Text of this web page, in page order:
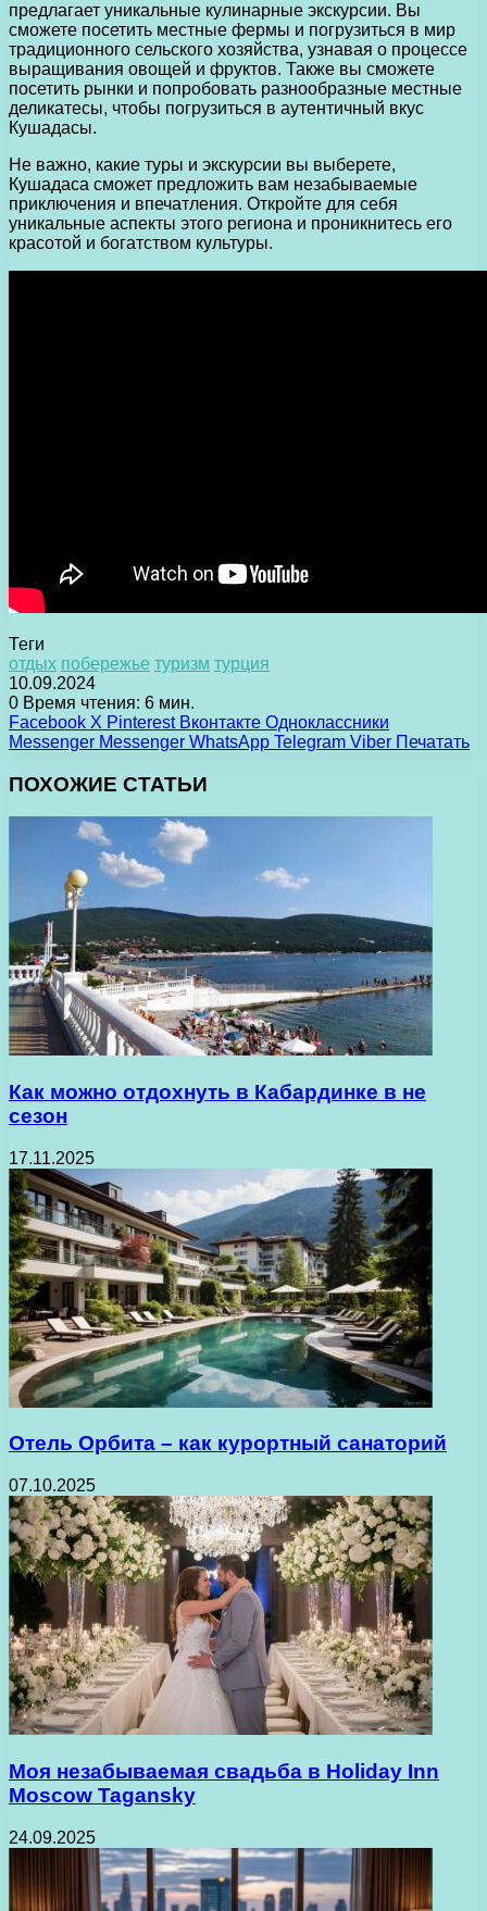
предлагает уникальные кулинарные экскурсии. Вы
сможете посетить местные фермы и погрузиться в мир
традиционного сельского хозяйства, узнавая о процессе
выращивания овощей и фруктов. Также вы сможете
посетить рынки и попробовать разнообразные местные
деликатесы, чтобы погрузиться в аутентичный вкус
Кушадасы.
Не важно, какие туры и экскурсии вы выберете,
Кушадаса сможет предложить вам незабываемые
приключения и впечатления. Откройте для себя
уникальные аспекты этого региона и проникнитесь его
красотой и богатством культуры.
Теги
отдых побережье туризм турция
10.09.2024
0 Время чтения: 6 мин.
Facebook X Pinterest Вконтакте Одноклассники
Messenger Messenger WhatsApp Telegram Viber Печатать
ПОХОЖИЕ СТАТЬИ
Как можно отдохнуть в Кабардинке в не
сезон
17.11.2025
Отель Орбита – как курортный санаторий
07.10.2025
Моя незабываемая свадьба в Holiday Inn
Moscow Tagansky
24.09.2025